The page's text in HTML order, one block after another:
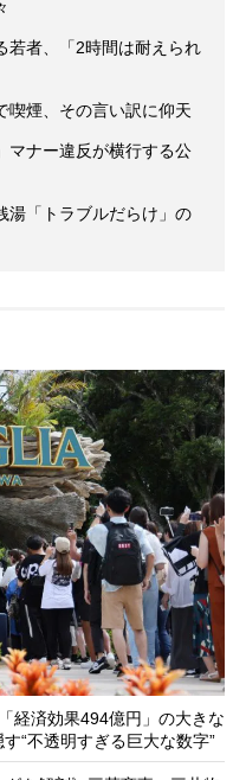
若者、「2時間は耐えられ
喫煙、その言い訳に仰天
マナー違反が横行する公
「トラブルだらけ」の
経済効果494億円」の大きな
“不透明すぎる巨大な数字”